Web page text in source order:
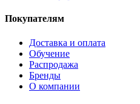
Покупателям
Доставка и оплата
Обучение
Распродажа
Бренды
О компании